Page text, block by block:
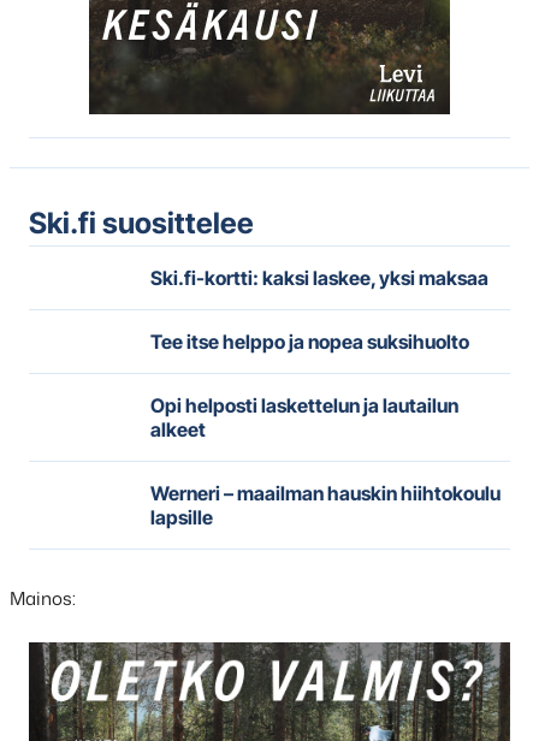
Ski.fi suosittelee
Ski.fi-kortti: kaksi laskee, yksi maksaa
Tee itse helppo ja nopea suksihuolto
Opi helposti laskettelun ja lautailun
alkeet
Werneri – maailman hauskin hiihtokoulu
lapsille
Mainos:
Hyppää
karusellisisällön